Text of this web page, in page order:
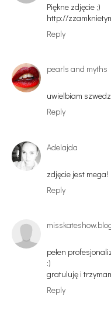
Piękne zdjęcie ;)
http://
Reply
pearls and myths
uwielbiam
Reply
Adelajda
zdjęcie jest mega!
Reply
pełen
:)
gratuluję i
Reply